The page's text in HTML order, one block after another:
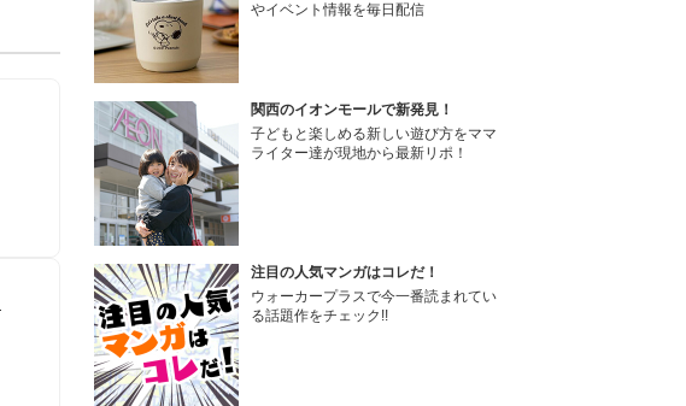
やイベント情報を毎日配信
関西のイオンモールで新発見！
子どもと楽しめる新しい遊び方をママ
ライター達が現地から最新リポ！
注目の人気マンガはコレだ！
ウォーカープラスで今一番読まれてい
る話題作をチェック!!